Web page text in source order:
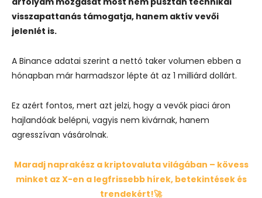
visszapattanás támogatja, hanem aktív vevői
jelenlét is.
A Binance adatai szerint a nettó taker volumen ebben a
hónapban már harmadszor lépte át az 1 milliárd dollárt.
Ez azért fontos, mert azt jelzi, hogy a vevők piaci áron
hajlandóak belépni, vagyis nem kivárnak, hanem
agresszívan vásárolnak.
Maradj naprakész a kriptovaluta világában – kövess
minket az X-en a legfrissebb hírek, betekintések és
trendekért!🚀